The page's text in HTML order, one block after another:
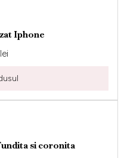
Iphone
lei
si coronita